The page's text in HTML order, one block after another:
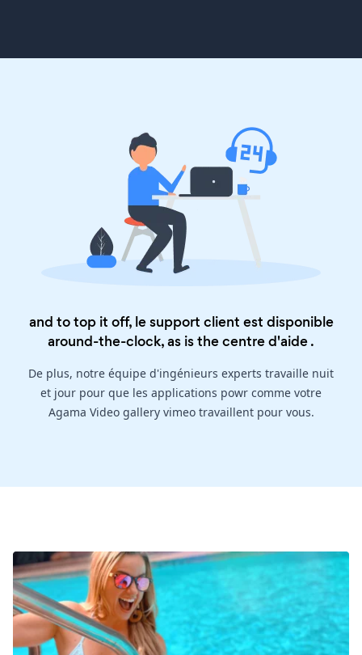
and to top it off, le support client est disponible
around-the-clock, as is thecentre d'aide.
De plus, notre équipe d'ingénieurs experts travaille nuit
et jour pour que les applications powr comme votre
Agama Video gallery vimeo travaillent pour vous.